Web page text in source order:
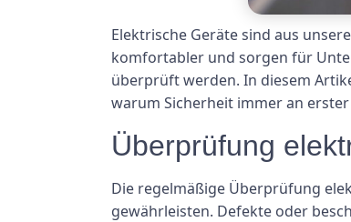
Elektrische Geräte sind aus
komfortabler und sorgen für
überprüft werden. In diesem
warum Sicherheit immer an
Überprüfung
Die regelmäßige Überprüfung
gewährleisten. Defekte oder